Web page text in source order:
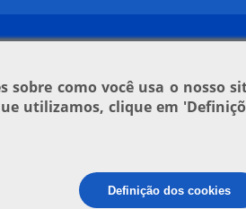
sobre como você usa o nosso
utilizamos, clique em